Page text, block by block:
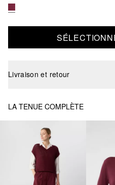
Livraison et retour
LA TENUE COMPLÈTE